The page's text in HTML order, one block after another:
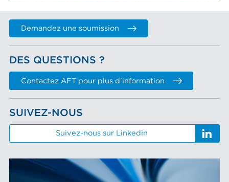
Demandez une soumission
DES QUESTIONS ?
Contactez AFT pour plus d'information
SUIVEZ-NOUS
Suivez-nous sur Linkedin